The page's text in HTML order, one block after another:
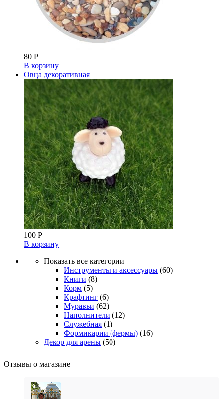
80 Р
В корзину
Овца декоративная
100 Р
В корзину
Показать все категории
Инструменты и аксессуары (60)
Книги (8)
Корм (5)
Крафтинг (6)
Муравьи (62)
Наполнители (12)
Служебная (1)
Формикарии (фермы) (16)
Декор для арены (50)
Отзывы о магазине